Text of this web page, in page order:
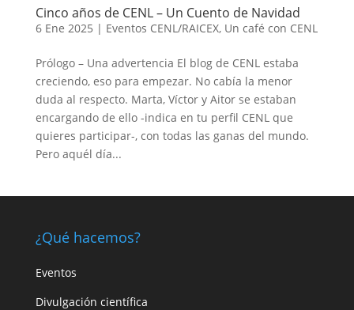
Cinco años de CENL – Un Cuento de Navidad
6 Ene 2025 | Eventos CENL/RAICEX, Un café con CENL
Prólogo – Una advertencia El blog de CENL estaba
creciendo, eso para empezar. No cabía la menor
duda al respecto. Marta, Víctor y Aitor se estaban
encargando de ello -indica en tu perfil CENL que
quieres participar-, con todas las ganas del mundo.
Pero aquél día...
¿Qué hacemos?
Eventos
Divulgación científica